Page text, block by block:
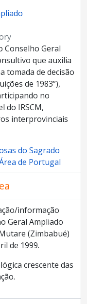
Conselho Geral
que auxilia
tomada de decisão
de 1983”),
no
do IRSCM,
interprovinciais
do Sagrado
de Portugal
informação
Geral Ampliado
(Zimbabué)
de 1999.
crescente das